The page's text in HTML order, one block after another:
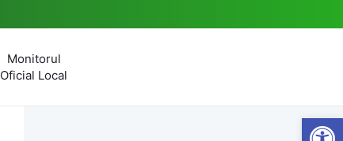
Monitorul
Oficial Local